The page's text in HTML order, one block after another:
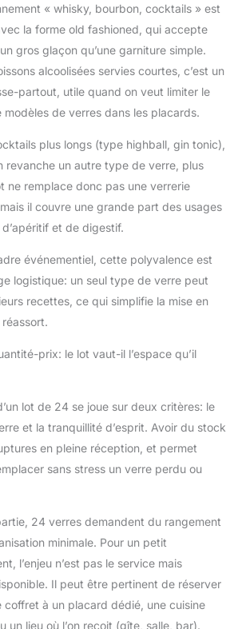
« whisky, bourbon, cocktails » est
la forme old fashioned, qui accepte
gros glaçon qu’une garniture simple.
alcoolisées servies courtes, c’est un
partout, utile quand on veut limiter le
modèles de verres dans les placards.
plus longs (type highball, gin tonic),
revanche un autre type de verre, plus
ne remplace donc pas une verrerie
il couvre une grande part des usages
et de digestif.
événementiel, cette polyvalence est
logistique: un seul type de verre peut
recettes, ce qui simplifie la mise en
prix: le lot vaut-il l’espace qu’il
lot de 24 se joue sur deux critères: le
et la tranquillité d’esprit. Avoir du stock
en pleine réception, et permet
sans stress un verre perdu ou
24 verres demandent du rangement
minimale. Pour un petit
l’enjeu n’est pas le service mais
Il peut être pertinent de réserver
à un placard dédié, une cuisine
un lieu où l’on reçoit (gîte, salle, bar).